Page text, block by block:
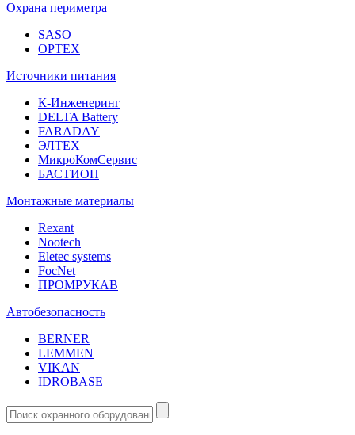
Охрана периметра
SASO
OPTEX
Источники питания
К-Инженеринг
DELTA Battery
FARADAY
ЭЛТЕХ
МикроКомСервис
БАСТИОН
Монтажные материалы
Rexant
Nootech
Eletec systems
FocNet
ПРОМРУКАВ
Автобезопасность
BERNER
LEMMEN
VIKAN
IDROBASE